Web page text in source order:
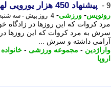
9 - پیشنهاد 450 هزار یورویی لهستانی ها به سرمربی پیشین پرسپولیس
رونویس- ورزشی- 4 روز پیش - سه شنبه 13 مرداد 1405، 21:28
مرد کروات که این روزها در زادگاه
سرش به مرد کروات که این روزها در
آرامی داشته و سرش ...
واراژدین - مجموعه ورزشی - خانواده
اروپا